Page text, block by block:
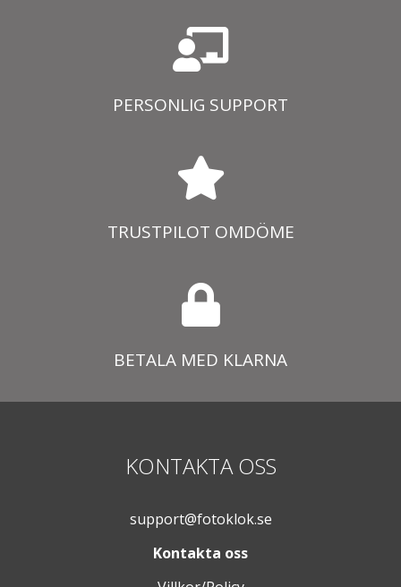
PERSONLIG SUPPORT
TRUSTPILOT OMDÖME
BETALA MED KLARNA
KONTAKTA OSS
support@fotoklok.se
Kontakta oss